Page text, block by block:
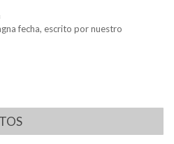
fecha, escrito por nuestro